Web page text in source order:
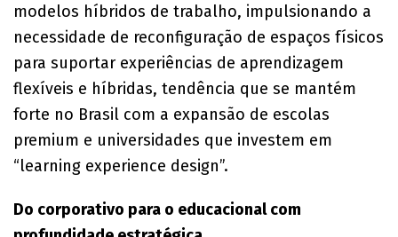
modelos híbridos de trabalho, impulsionando a
necessidade de reconfiguração de espaços físicos
para suportar experiências de aprendizagem
flexíveis e híbridas, tendência que se mantém
forte no Brasil com a expansão de escolas
premium e universidades que investem em
“learning experience design”.
Do corporativo para o educacional com